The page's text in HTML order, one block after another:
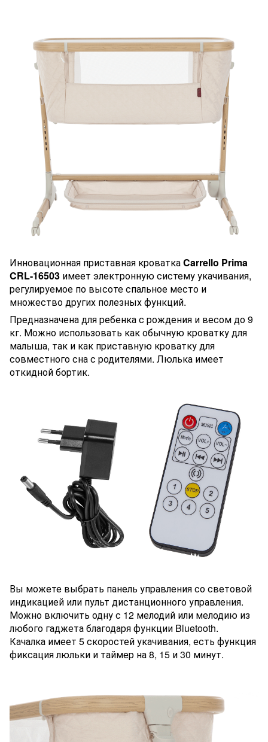
Инновационная приставная кроваткаCarrello Prima
CRL-16503 имеет электронную систему укачивания,
регулируемое по высоте спальное место и
множество других полезных функций.
Предназначена для ребенка с рождения и весом до 9
кг. Можно использовать как обычную кроватку для
малыша, так и как приставную кроватку для
совместного сна с родителями. Люлька имеет
откидной бортик.
Вы можете выбрать панель управления со световой
индикацией или пульт дистанционного управления.
Можно включить одну с 12 мелодий или мелодию из
любого гаджета благодаря функции Bluetooth.
Качалка имеет 5 скоростей укачивания, есть функция
фиксация люльки и таймер на 8, 15 и 30 минут.